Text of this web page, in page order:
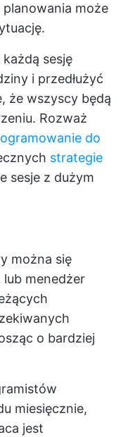
może
sesję
i przedłużyć
że wszyscy będą
Rozważ
do
strategie
sesje z dużym
można się
lub menedżer
o bardziej
miesięcznie,
jest